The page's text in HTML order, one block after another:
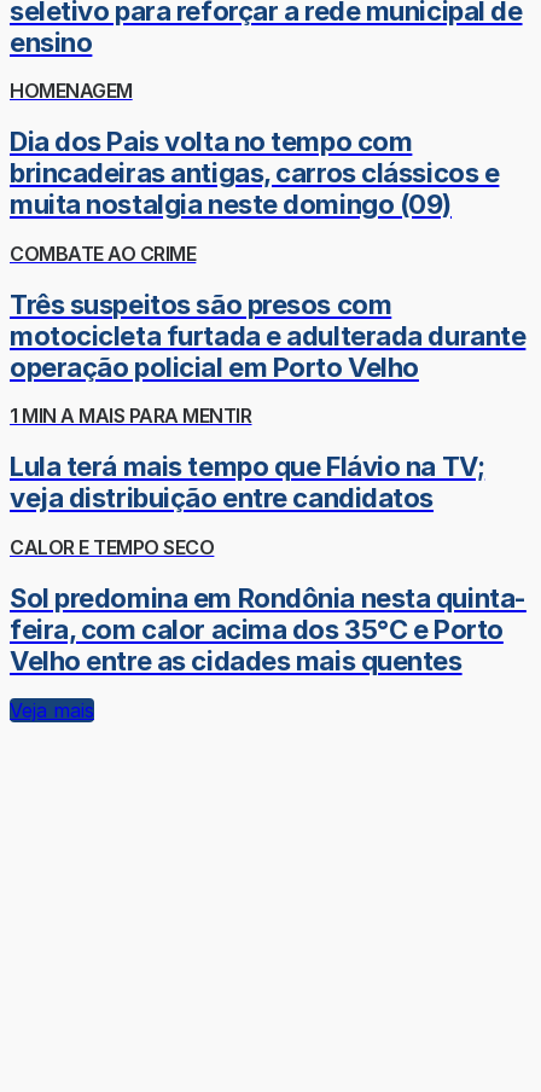
seletivo para reforçar a rede municipal de
ensino
HOMENAGEM
Dia dos Pais volta no tempo com
brincadeiras antigas, carros clássicos e
muita nostalgia neste domingo (09)
COMBATE AO CRIME
Três suspeitos são presos com
motocicleta furtada e adulterada durante
operação policial em Porto Velho
1 MIN A MAIS PARA MENTIR
Lula terá mais tempo que Flávio na TV;
veja distribuição entre candidatos
CALOR E TEMPO SECO
Sol predomina em Rondônia nesta quinta-
feira, com calor acima dos 35°C e Porto
Velho entre as cidades mais quentes
Veja mais